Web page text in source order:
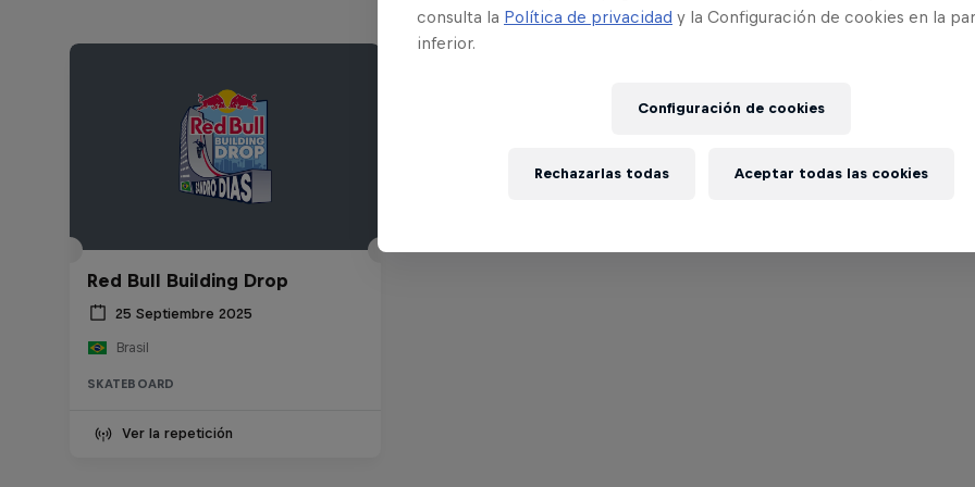
Red Bull Building Drop
25 Septiembre 2025
Brasil
SKATEBOARD
Ver la repetición
consulta la Política de privacidad y la Configuración de cookies en la
inferior.
Configuración de cookies
Rechazarlas todas Aceptar todas las cookies